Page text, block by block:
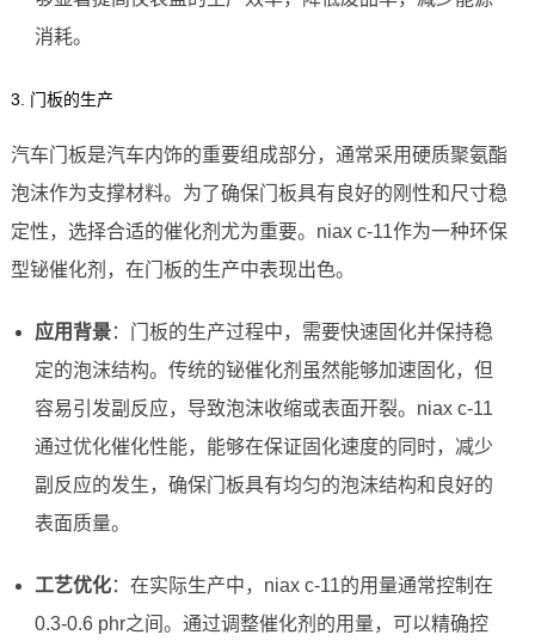
消耗。
3. 门板的生产
汽车门板是汽车内饰的重要组成部分，通常采用硬质聚氨酯
泡沫作为支撑材料。为了确保门板具有良好的刚性和尺寸稳
定性，选择合适的催化剂尤为重要。niax c-11作为一种环保
型铋催化剂，在门板的生产中表现出色。
应用背景：门板的生产过程中，需要快速固化并保持稳
定的泡沫结构。传统的铋催化剂虽然能够加速固化，但
容易引发副反应，导致泡沫收缩或表面开裂。niax c-11
通过优化催化性能，能够在保证固化速度的同时，减少
副反应的发生，确保门板具有均匀的泡沫结构和良好的
表面质量。
工艺优化：在实际生产中，niax c-11的用量通常控制在
0.3-0.6 phr之间。通过调整催化剂的用量，可以精确控